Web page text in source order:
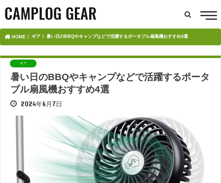
HOME ギア 暑い日のBBQやキャンプなどで活躍するポータブル扇風機おすすめ4選
ギア
暑い日のBBQやキャンプなどで活躍するポータ
ブル扇風機おすすめ4選
2024年6月7日